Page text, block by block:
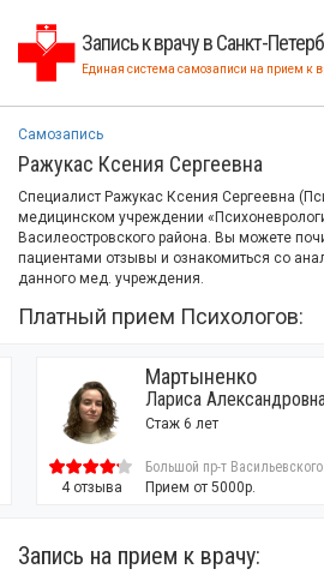
Запись к врачу в Санкт-
Единая система самозаписи на прием к
Самозапись
Ражукас Ксения Сергеевна
Специалист Ражукас Ксения Сергеевна
медицинском учреждении
Василеостровского района. Вы можете
пациентами отзывы и ознакомиться со
данного мед. учреждения.
Платный прием Психологов:
4 отзыва
Мартыненко
Лариса
Стаж 6 лет
Большой пр-т
Прием от 5000р.
Запись на прием к врачу: